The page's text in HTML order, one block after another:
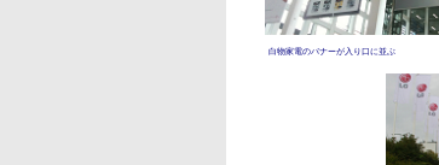
白物家電のバナーが入り口に並ぶ